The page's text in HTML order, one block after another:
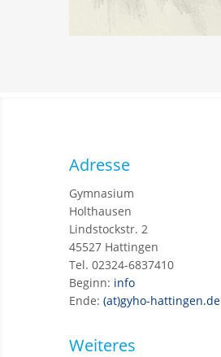
Adresse
Gymnasium
Holthausen
Lindstockstr. 2
45527 Hattingen
Tel. 02324-6837410
Beginn: info
Ende: (at)gyho-hattingen.de
Weiteres